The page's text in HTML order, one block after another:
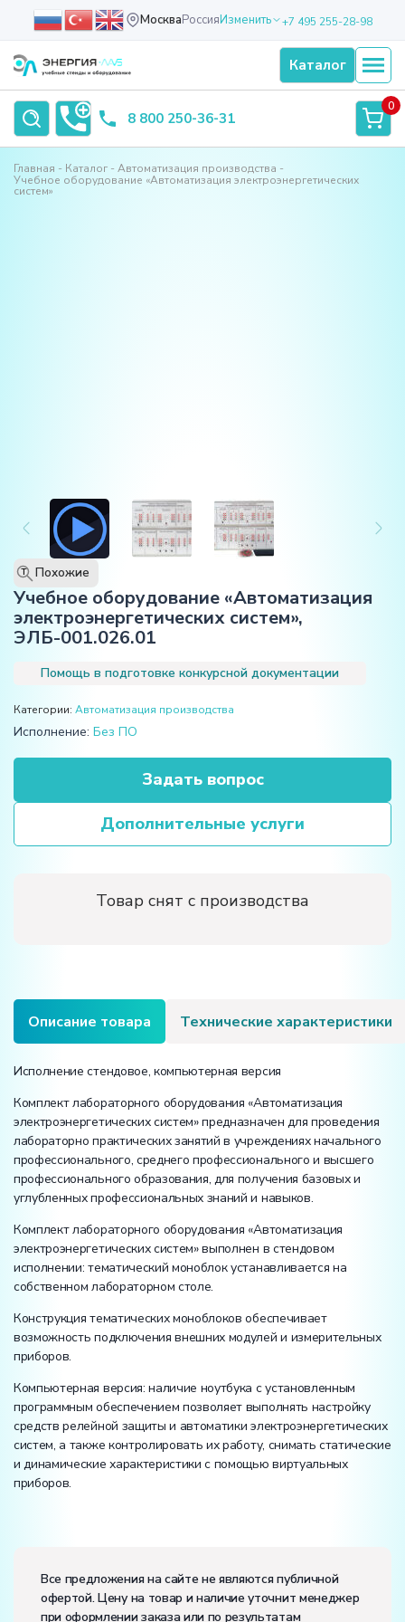
МоскваРоссияИзменить +7 495 255-28-98
Каталог
8 800 250-36-31
0
Главная Каталог
Автоматизация производства
Учебное оборудование «Автоматизация электроэнергетических
систем»
T Похожие
Учебное оборудование «Автоматизация
электроэнергетических систем»,
ЭЛБ-001.026.01
Помощь в подготовке конкурсной документации
Категории: Автоматизация производства
Исполнение: Без ПО
Задать вопрос
Дополнительные услуги
Товар снят с производства
Описание товара Технические характеристики
Исполнение стендовое, компьютерная версия
Комплект лабораторного оборудования «Автоматизация
электроэнергетических систем» предназначен для проведения
лабораторно практических занятий в учреждениях начального
профессионального, среднего профессионального и высшего
профессионального образования, для получения базовых и
углубленных профессиональных знаний и навыков.
Комплект лабораторного оборудования «Автоматизация
электроэнергетических систем» выполнен в стендовом
исполнении: тематический моноблок устанавливается на
собственном лабораторном столе.
Конструкция тематических моноблоков обеспечивает
возможность подключения внешних модулей и измерительных
приборов.
Компьютерная версия: наличие ноутбука с установленным
программным обеспечением позволяет выполнять настройку
средств релейной защиты и автоматики электроэнергетических
систем, а также контролировать их работу, снимать статические
и динамические характеристики с помощью виртуальных
приборов.
частота, Гц:50
Класс защиты от поражения электрическим током:
Все предложения на сайте не являются публичной
офертой. Цену на товар и наличие уточнит менеджер
при оформлении заказа или по результатам